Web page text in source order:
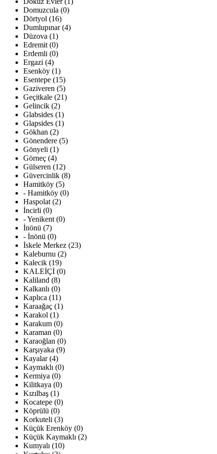
Domuzcula (0)
Dörtyol (16)
Dumlupınar (4)
Düzova (1)
Edremit (0)
Erdemli (0)
Ergazi (4)
Esenköy (1)
Esentepe (15)
Gaziveren (5)
Geçitkale (21)
Gelincik (2)
Glabsides (1)
Glapsides (1)
Gökhan (2)
Gönendere (5)
Gönyeli (1)
Görneç (4)
Gülseren (12)
Güvercinlik (8)
Hamitköy (5)
- Hamitköy (0)
Haspolat (2)
İncirli (0)
- Yenikent (0)
İnönü (7)
- İnönü (0)
İskele Merkez (23)
Kaleburnu (2)
Kalecik (19)
KALEİÇİ (0)
Kaliland (8)
Kalkanlı (0)
Kaplıca (11)
Karaağaç (1)
Karakol (1)
Karakum (0)
Karaman (0)
Karaoğlan (0)
Karşıyaka (9)
Kayalar (4)
Kaymaklı (0)
Kermiya (0)
Kilitkaya (0)
Kızılbaş (1)
Kocatepe (0)
Köprülü (0)
Korkuteli (3)
Küçük Erenköy (0)
Küçük Kaymaklı (2)
Kumyalı (10)